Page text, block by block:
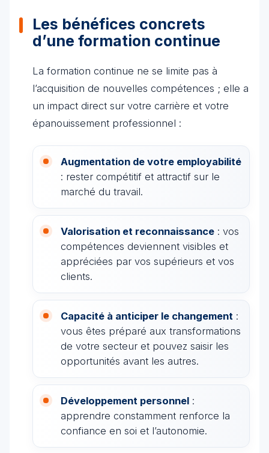
Les bénéfices concrets
d’une formation continue
La formation continue ne se limite pas à
l’acquisition de nouvelles compétences ; elle a
un impact direct sur votre carrière et votre
épanouissement professionnel :
Augmentation de votre employabilité
: rester compétitif et attractif sur le
marché du travail.
Valorisation et reconnaissance : vos
compétences deviennent visibles et
appréciées par vos supérieurs et vos
clients.
Capacité à anticiper le changement :
vous êtes préparé aux transformations
de votre secteur et pouvez saisir les
opportunités avant les autres.
Développement personnel :
apprendre constamment renforce la
confiance en soi et l’autonomie.